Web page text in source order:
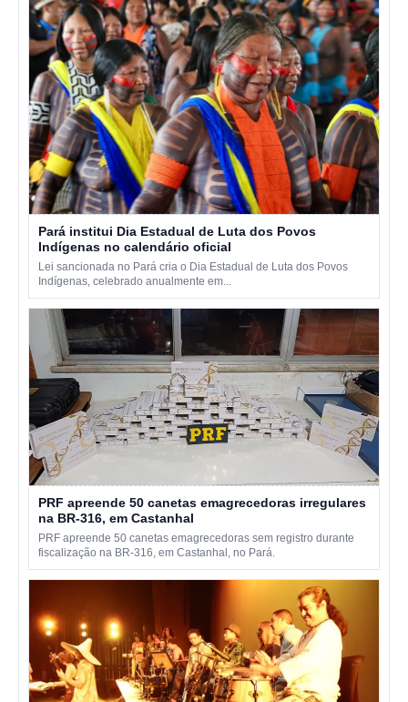
Pará institui Dia Estadual de Luta dos Povos
Indígenas no calendário oficial
Lei sancionada no Pará cria o Dia Estadual de Luta dos Povos
Indígenas, celebrado anualmente em...
PRF apreende 50 canetas emagrecedoras irregulares
na BR-316, em Castanhal
PRF apreende 50 canetas emagrecedoras sem registro durante
fiscalização na BR-316, em Castanhal, no Pará.